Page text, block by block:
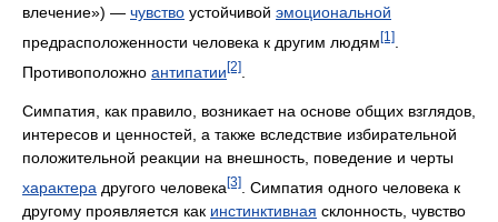
влечение») — чувство устойчивой эмоциональной
предрасположенности человека к другим людям[1]
Противоположно антипатии[2]
Симпатия, как правило, возникает на основе общих взглядов,
интересов и ценностей, а также вследствие избирательной
положительной реакции на внешность, поведение и черты
характера другого человека [3]
. Симпатия одного человека к
другому проявляется как инстинктивная склонность, чувство